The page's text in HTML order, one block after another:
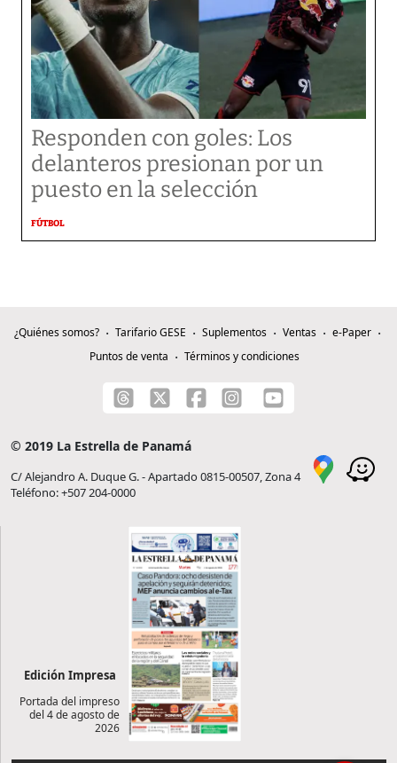
Responden con goles: Los
delanteros presionan por un
puesto en la selección
FÚTBOL
¿Quiénes somos? Tarifario GESE Suplementos Ventas
e-Paper
Puntos de venta
Términos y condiciones
© 2019 La Estrella de Panamá
C/ Alejandro A. Duque G. - Apartado 0815-00507, Zona 4
Teléfono: +507 204-0000
Edición Impresa
Portada del impreso
del 4 de agosto de
2026